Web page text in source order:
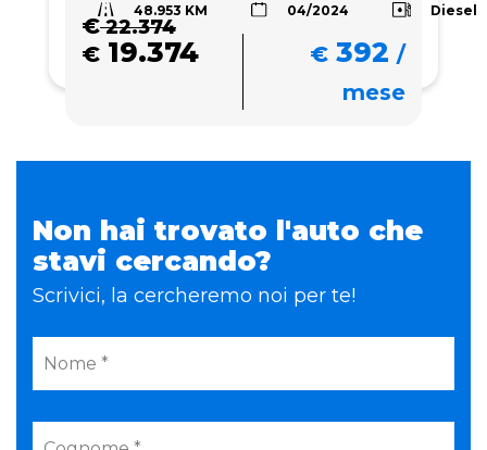
48.953 KM 04/2024 Diesel
€22.374
€ 19.374 € 392 /
mese
Non hai trovato l'auto che
stavi cercando?
Scrivici, la cercheremo noi per te!